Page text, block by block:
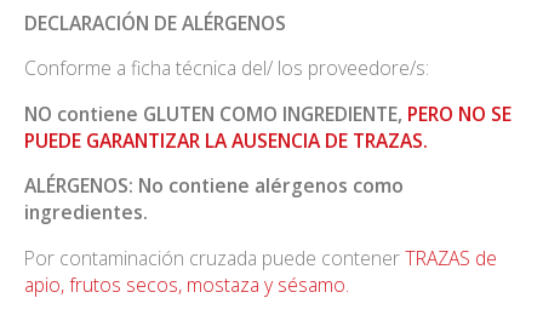
DECLARACIÓN DE ALÉRGENOS
Conforme a ficha técnica del/ los proveedore/s:
NO contiene GLUTEN COMO INGREDIENTE, PERO NO SE
PUEDE GARANTIZAR LA AUSENCIA DE TRAZAS.
ALÉRGENOS: No contiene alérgenos como
ingredientes.
Por contaminación cruzada puede contenerTRAZAS de
apio, frutos secos, mostaza y sésamo.